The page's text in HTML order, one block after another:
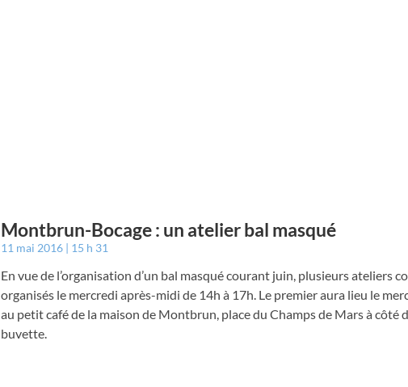
Montbrun-Bocage : un atelier bal masqué
11 mai 2016 15 h 31
En vue de l’organisation d’un bal masqué courant juin, plusieurs ateliers
organisés le mercredi après-midi de 14h à 17h. Le premier aura lieu le
au petit café de la maison de Montbrun, place du Champs de Mars à côté
buvette.